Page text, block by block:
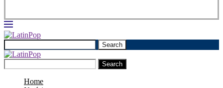
Search
Search
Home